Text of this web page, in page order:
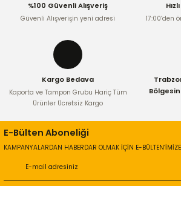
Ürün fiyatı diğer sitelerden daha pahalı.
Bu ürüne benzer farklı alternatifler olmalı.
%100 Güvenli Alışveriş
Güvenli Alışverişin yeni adresi
17:00’den
Kargo Bedava
Kaporta ve Tampon Grubu Hariç Tüm
Ürünler Ücretsiz Kargo
E-Bülten Aboneliği
KAMPANYALARDAN HABERDAR OLMAK İÇİN E-